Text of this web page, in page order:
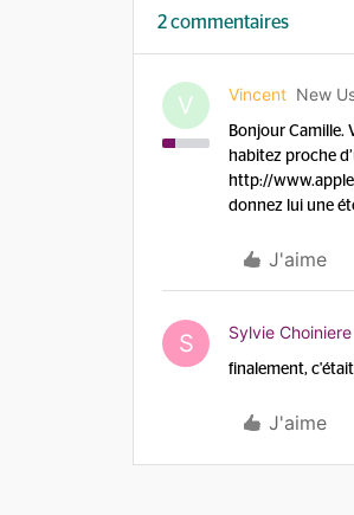
2 commentaires
V Vincent New
Bonjour Camille.
habitez proche
http://
donnez lui une
J'aime
S Sylvie Choiniere
finalement,
J'aime